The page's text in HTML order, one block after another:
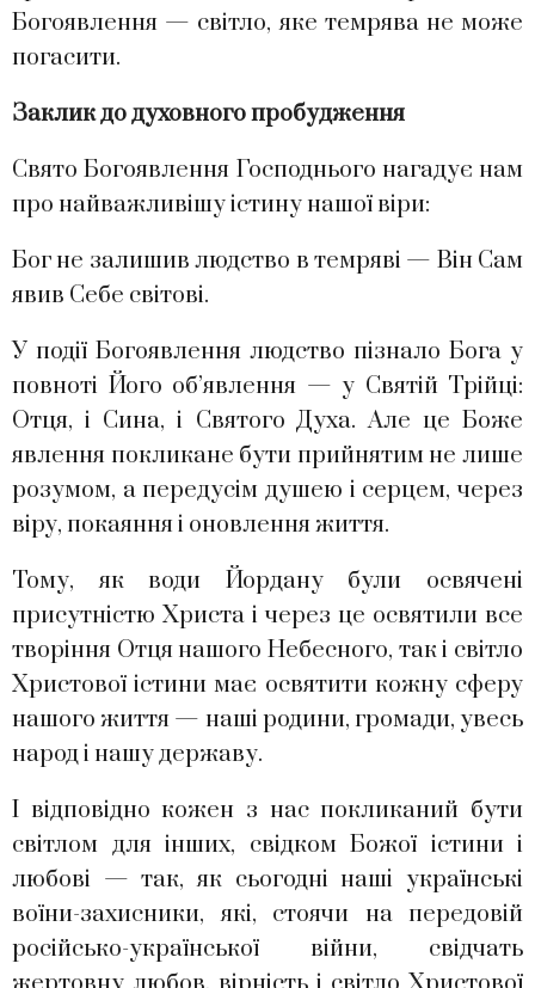
Богоявлення — світло, яке темрява не може
погасити.
Заклик до духовного пробудження
Свято Богоявлення Господнього нагадує нам
про найважливішу істину нашої віри:
Бог не залишив людство в темряві — Він Сам
явив Себе світові.
У події Богоявлення людство пізнало Бога у
повноті Його об’явлення — у Святій Трійці:
Отця, і Сина, і Святого Духа. Але це Боже
явлення покликане бути прийнятим не лише
розумом, а передусім душею і серцем, через
віру, покаяння і оновлення життя.
Тому, як води Йордану були освячені
присутністю Христа і через це освятили все
творіння Отця нашого Небесного, так і світло
Христової істини має освятити кожну сферу
нашого життя — наші родини, громади, увесь
народ і нашу державу.
І відповідно кожен з нас покликаний бути
світлом для інших, свідком Божої істини і
любові — так, як сьогодні нашi українські
воїни-захисники, які, стоячи на передовій
російсько-української війни, свідчать